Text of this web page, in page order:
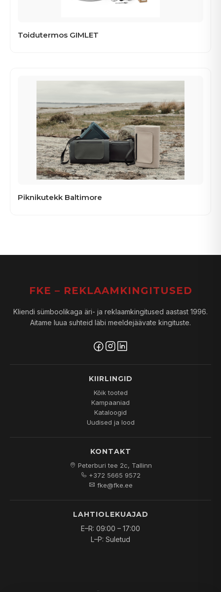
Toidutermos GIMLET
Piknikutekk Baltimore
FKE – REKLAAMKINGITUSED
Kliendi sümboolikaga äri- ja reklaamkingitused aastast 1996.
Aitame luua suhteid läbi meeldejäävate kingituste.
KIIRLINGID
Kõik tooted
Kampaaniad
Kataloogid
Uudised ja lood
KONTAKT
Peterburi tee 2c, Tallinn
+372 5665 9572
fke@fke.ee
LAHTIOLEKUAJAD
E–R: 09:00 – 17:00
L–P: Suletud